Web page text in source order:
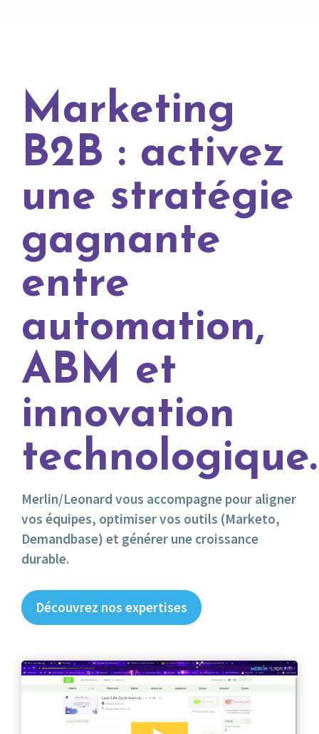
Marketing
B2B : activez
une stratégie
gagnante
entre
automation,
ABM et
innovation
technologique.
Merlin/Leonard vous accompagne pour aligner
vos équipes, optimiser vos outils (Marketo,
Demandbase) et générer une croissance
durable.
Découvrez nos expertises